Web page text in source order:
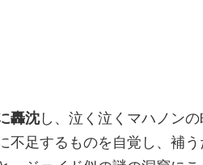
轟沈し、泣く泣くマハノン
不足するものを自覚し、補